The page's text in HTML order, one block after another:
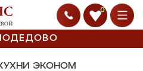
0
ЭКОНОМ